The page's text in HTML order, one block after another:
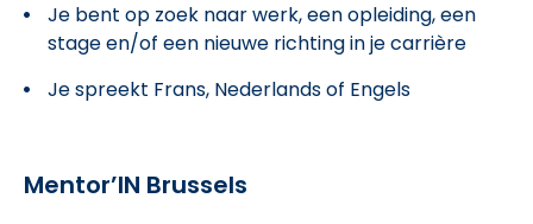
Je bent op zoek naar werk, een opleiding, een
stage en/of een nieuwe richting in je carrière
Je spreekt Frans, Nederlands of Engels
Mentor’IN Brussels